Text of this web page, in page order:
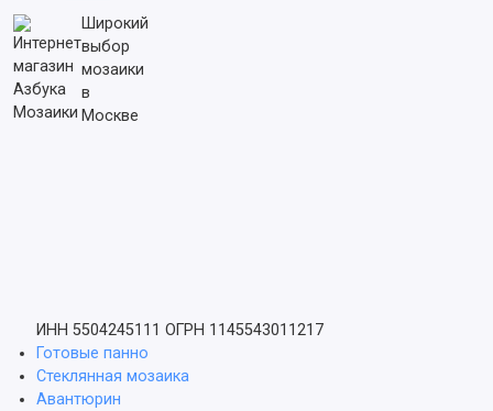
Широкий
выбор
мозаики
в
Москве
ИНН 5504245111 ОГРН 1145543011217
Готовые панно
Стеклянная мозаика
Авантюрин